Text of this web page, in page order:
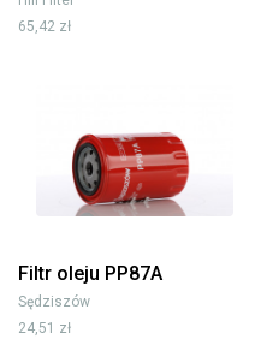
65,42 zł
Filtr oleju PP87A
Sędziszów
24,51 zł